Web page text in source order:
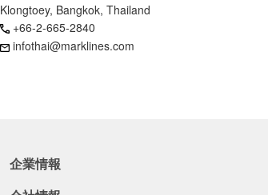
Klongtoey, Bangkok, Thailand
+66-2-665-2840
infothai@marklines.com
企業情報